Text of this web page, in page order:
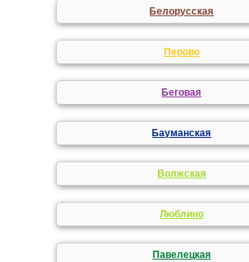
Белорусская
Перово
Беговая
Бауманская
Волжская
Люблино
Павелецкая